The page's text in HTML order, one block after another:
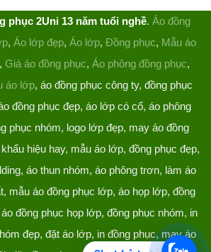
phục 2Uni 13 năm tuổi nghề. Áo đồng
, Áo lớp đẹp, Áo lớp, Đồng phục, Mẫu áo
, Giá áo đồng phục, Áo phông đồng phục,
áo lớp, áo đồng phục công ty, đồng phục
đồng phục đẹp, áo lớp có cổ, áo phông
phục nhóm, logo lớp đẹp, may áo đồng
hiệu hay, mẫu áo lớp, đồng phục đẹp,
áo thun nhóm, áo phông trơn, làm áo
mẫu áo đồng phục lớp, áo họp lớp, đồng
đồng phục họp lớp, đồng phục nhóm, in
đẹp, đặt áo lớp, in đồng phục, may áo